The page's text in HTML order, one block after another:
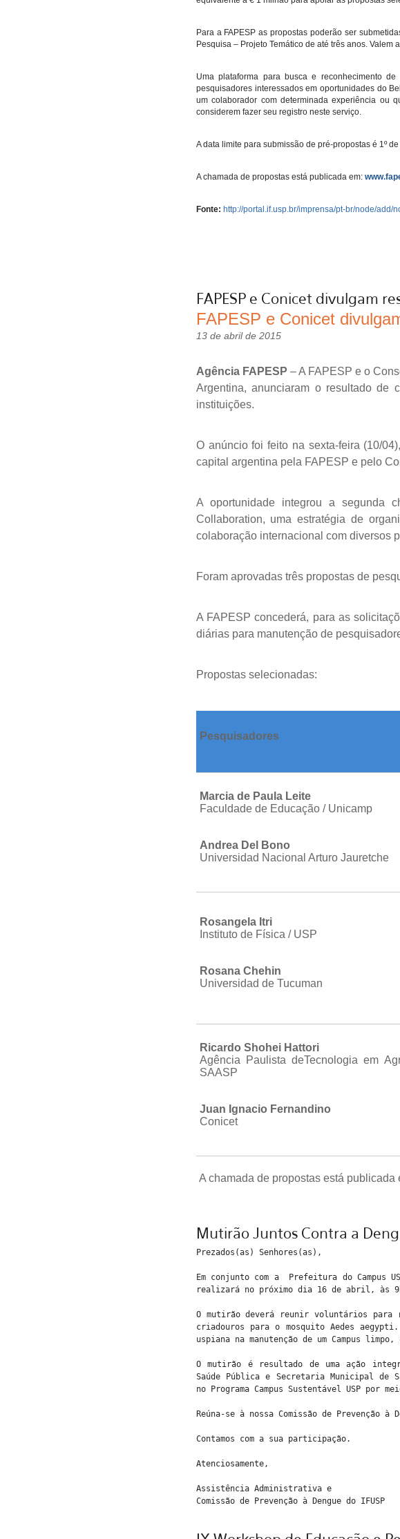
Para a FAPESP as propostas poderão ser
Pesquisa – Projeto Temático de até três anos.
Uma plataforma para busca e reconhecimento
pesquisadores interessados em oportunidades do
um colaborador com determinada experiência ou
considerem fazer seu registro neste serviço.
A data limite para submissão de pré-propostas é 1º
A chamada de propostas está publicada em:
Fonte: http://portal.if.usp.br/imprensa/pt-br/node/add/
FAPESP e Conicet divulgam
FAPESP e Conicet
13 de abril de 2015
Agência FAPESP – A FAPESP e o
Argentina, anunciaram o resultado de
instituições.
O anúncio foi feito na sexta-feira (10/
capital argentina pela FAPESP e pelo
A oportunidade integrou a segunda
Collaboration, uma estratégia de
colaboração internacional com diversos
Foram aprovadas três propostas de
A FAPESP concederá, para as
diárias para manutenção de
Propostas selecionadas:
Pesquisadores
Marcia de Paula Leite
Faculdade de Educação / Unicamp
Andrea Del Bono
Universidad Nacional Arturo Jauretche
Rosangela Itri
Instituto de Física / USP
Rosana Chehin
Universidad de Tucuman
Ricardo Shohei Hattori
Agência Paulista deTecnologia em
SAASP
Juan Ignacio Fernandino
Conicet
A chamada de propostas está publicada
Mutirão Juntos Contra a
Prezados(as) Senhores(as),
Em conjunto com a Prefeitura do Campus
realizará no próximo dia 16 de abril, às
O mutirão deverá reunir voluntários para
criadouros para o mosquito Aedes
uspiana na manutenção de um Campus
O mutirão é resultado de uma ação
Saúde Pública e Secretaria Municipal de
no Programa Campus Sustentável USP por
Reúna-se à nossa Comissão de Prevenção à
Contamos com a sua participação.
Atenciosamente,
Assistência Administrativa e
Comissão de Prevenção à Dengue do IFUSP